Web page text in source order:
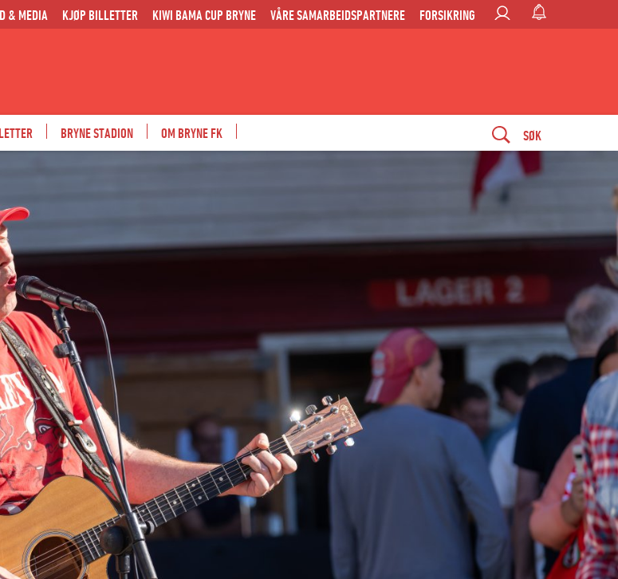
& MEDIA KJØP BILLETTER KIWI BAMA CUP BRYNE VÅRE SAMARBEIDSPARTNERE FORSIKRING
BRYNE STADION OM BRYNE FK SØK